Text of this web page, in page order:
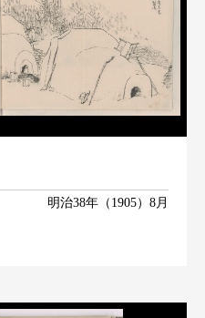
明治38年（1905）8月